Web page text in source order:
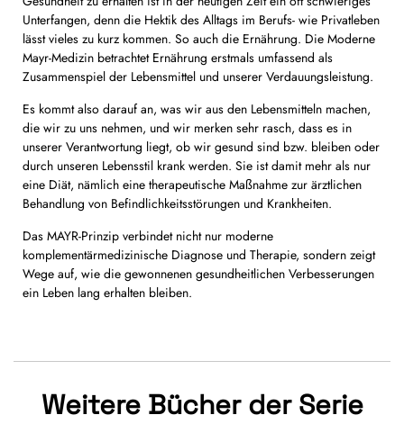
Unterfangen, denn die Hektik des Alltags im Berufs- wie Privatleben
lässt vieles zu kurz kommen. So auch die Ernährung. Die Moderne
Mayr-Medizin betrachtet Ernährung erstmals umfassend als
Zusammenspiel der Lebensmittel und unserer Verdauungsleistung.
Es kommt also darauf an, was wir aus den Lebensmitteln machen,
die wir zu uns nehmen, und wir merken sehr rasch, dass es in
unserer Verantwortung liegt, ob wir gesund sind bzw. bleiben oder
durch unseren Lebensstil krank werden. Sie ist damit mehr als nur
eine Diät, nämlich eine therapeutische Maßnahme zur ärztlichen
Behandlung von Befindlichkeitsstörungen und Krankheiten.
Das MAYR-Prinzip verbindet nicht nur moderne
komplementärmedizinische Diagnose und Therapie, sondern zeigt
Wege auf, wie die gewonnenen gesundheitlichen Verbesserungen
ein Leben lang erhalten bleiben.
Weitere Bücher der Serie